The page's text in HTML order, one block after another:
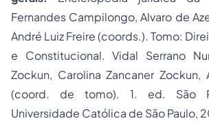
Fernandes Campilongo, Alvaro de
André Luiz Freire (coords.). Tomo:
e Constitucional. Vidal Serrano
Zockun, Carolina Zancaner Zockun,
(coord. de tomo). 1. ed. São
Universidade Católica de São Paulo,